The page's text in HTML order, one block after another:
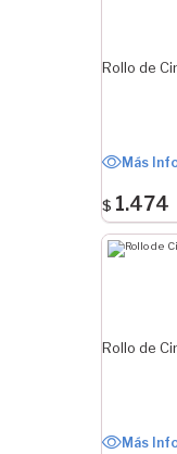
Rollo de
Más
$ 1.474
Rollo de
Más